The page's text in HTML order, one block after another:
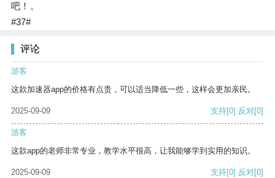
吧！。
#37#
评论
游客
这款加速器app的价格有点贵，可以适当降低一些，这样会更加亲民。
2025-09-09 支持[0] 反对[0]
游客
这款app的老师非常专业，教学水平很高，让我能够学到实用的知识。
2025-09-09 支持[0] 反对[0]